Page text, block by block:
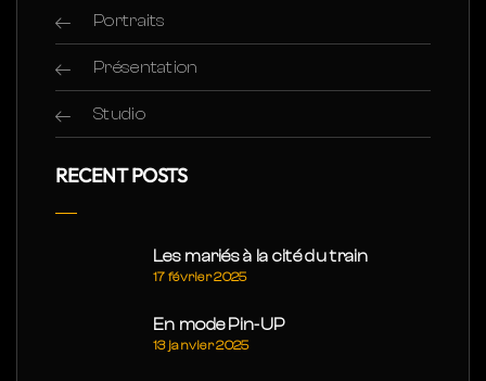
Portraits
Présentation
Studio
RECENT POSTS
Les mariés à la cité du train
17 février 2025
En mode Pin-UP
13 janvier 2025